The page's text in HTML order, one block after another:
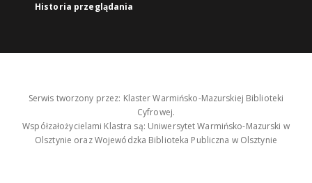
Historia przeglądania
Serwis tworzony przez: Klaster Warmińsko-Mazurskiej Biblioteki
Cyfrowej.
Współzałożycielami Klastra są: Uniwersytet Warmińsko-Mazurski w
Olsztynie oraz Wojewódzka Biblioteka Publiczna w Olsztynie